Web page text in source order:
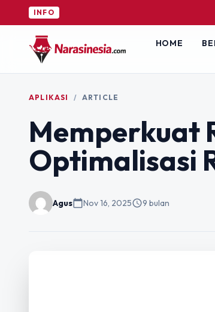
INFO
HOME
APLIKASI / ARTICLE
Memperkuat
Optimalisasi
Aguscalendar_todayNov 16, 2025schedule9 bulan